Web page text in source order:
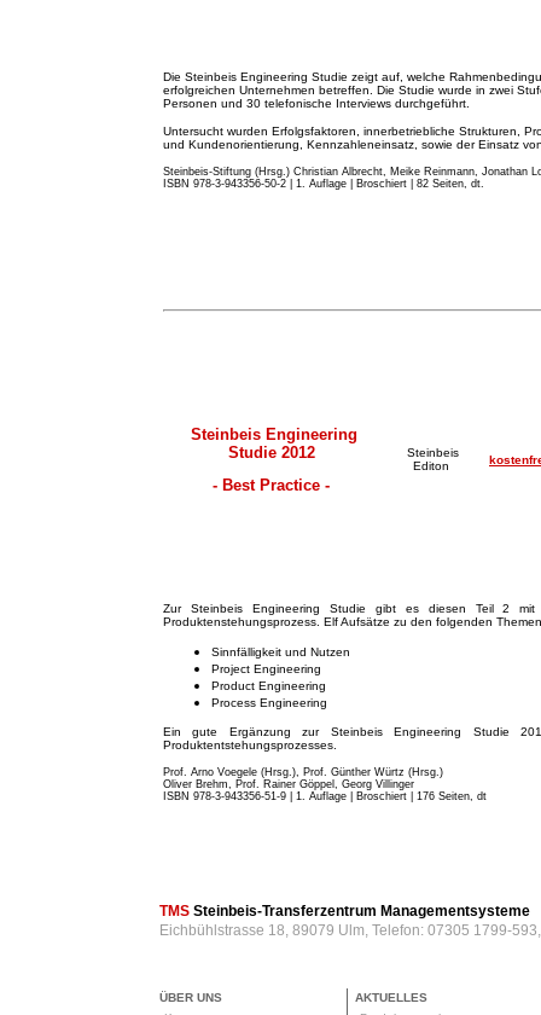
Die Steinbeis Engineering Studie zeigt auf, welche
erfolgreichen Unternehmen betreffen. Die Studie wurde in zwei
Personen und 30 telefonische Interviews durchgeführt.
Untersucht wurden Erfolgsfaktoren, innerbetriebliche Strukturen,
und Kundenorientierung, Kennzahleneinsatz, sowie der Einsatz
Steinbeis-Stiftung (Hrsg.) Christian Albrecht, Meike Reinmann, Jonathan
ISBN 978-3-943356-50-2 | 1. Auflage | Broschiert | 82 Seiten, dt.
Steinbeis Engineering
Studie 2012
- Best Practice -
Steinbeis
Editon
Zur Steinbeis Engineering Studie gibt es diesen Teil 2 mit
Produktenstehungsprozess. Elf Aufsätze zu den folgenden
Sinnfälligkeit und Nutzen
Project Engineering
Product Engineering
Process Engineering
Ein gute Ergänzung zur Steinbeis Engineering Studie
Produktentstehungsprozesses.
Prof. Arno Voegele (Hrsg.), Prof. Günther Würtz (Hrsg.)
Oliver Brehm, Prof. Rainer Göppel, Georg Villinger
ISBN 978-3-943356-51-9 | 1. Auflage | Broschiert
| 176 Seiten, dt
TMS Steinbeis-Transferzentrum Managementsysteme
Eichbühlstrasse 18, 89079 Ulm, Telefon: 07305 1799-
ÜBER UNS
AKTUELLES